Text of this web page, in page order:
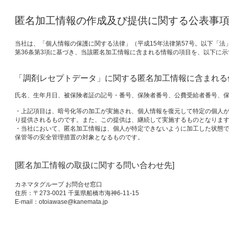
匿名加工情報の作成及び提供に関する公表事項
当社は、「個人情報の保護に関する法律」（平成15年法律第57号。以下「
第36条第3項に基づき、当該匿名加工情報に含まれる情報の項目を、以下に
「調剤レセプトデータ」に関する匿名加工情報に含まれ
氏名、生年月日、被保険者証の記号・番号、保険者番号、公費受給者番号、
・上記項目は、暗号化等の加工が実施され、個人情報を復元して特定の個
り提供されるものです。また、この提供は、継続して実施するものとなりま
・当社において、匿名加工情報は、個人が特定できないように加工した状
保管等の安全管理措置の対象となるものです。
[匿名加工情報の取扱に関する問い合わせ先]
カネマタグループ お問合せ窓口
住所：〒273-0021 千葉県船橋市海神6-11-15
E-mail：otoiawase@kanemata.jp